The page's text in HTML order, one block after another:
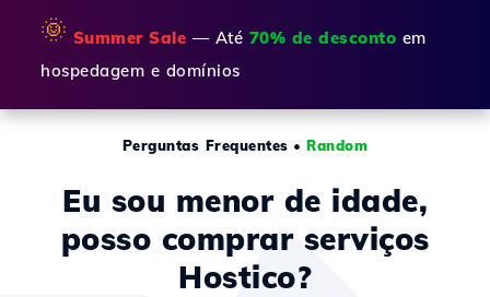
🌞 Summer Sale — Até 70% de desconto em
hospedagem e domínios
Perguntas Frequentes •Random
Eu sou menor de idade,
posso comprar serviços
Hostico?